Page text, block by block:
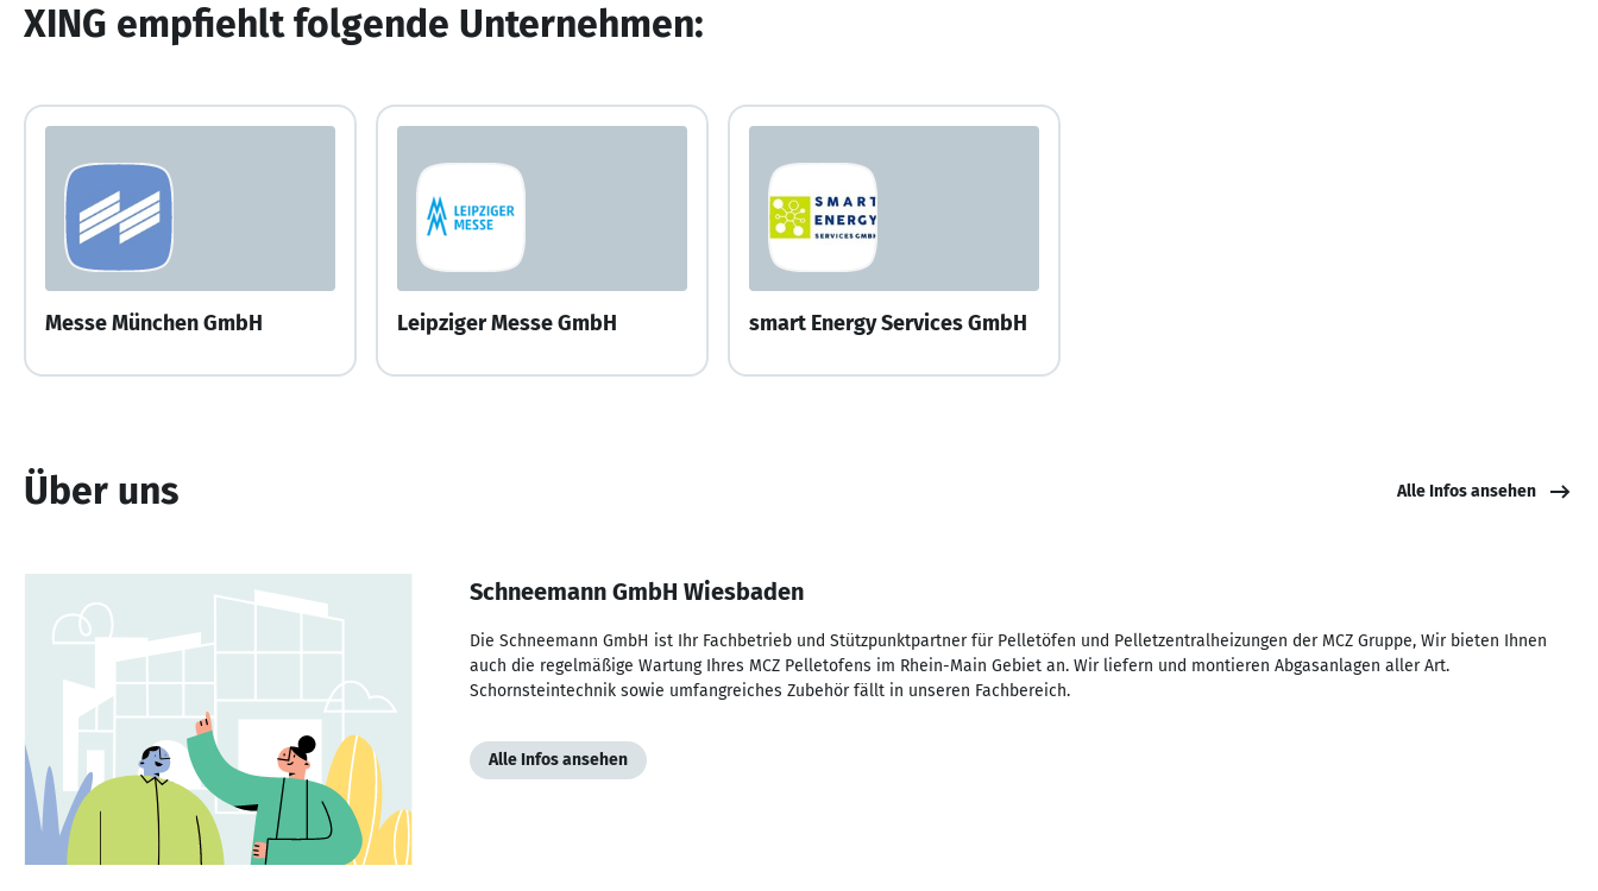
XING empfiehlt folgende Unternehmen:
Messe München GmbH Leipziger Messe GmbH smart Energy Services GmbH
Über uns Alle Infos ansehen
Schneemann GmbH Wiesbaden
Die Schneemann GmbH ist Ihr Fachbetrieb und Stützpunktpartner für Pelletöfen und Pelletzentralheizungen der MCZ Gruppe, Wir bieten Ihnen
auch die regelmäßige Wartung Ihres MCZ Pelletofens im Rhein-Main Gebiet an. Wir liefern und montieren Abgasanlagen aller Art.
Schornsteintechnik sowie umfangreiches Zubehör fällt in unseren Fachbereich.
Alle Infos ansehen